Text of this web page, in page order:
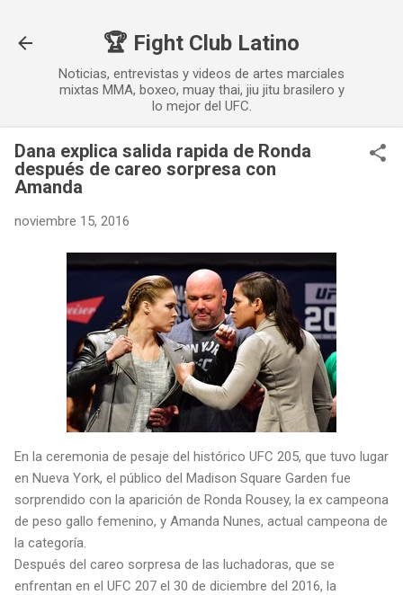
🏆 Fight Club Latino
Noticias, entrevistas y videos de artes marciales
mixtas MMA, boxeo, muay thai, jiu jitu brasilero y
lo mejor del UFC.
Dana explica salida rapida de Ronda
después de careo sorpresa con
Amanda
noviembre 15, 2016
En la ceremonia de pesaje del histórico UFC 205, que tuvo lugar
en Nueva York, el público del Madison Square Garden fue
sorprendido con la aparición de Ronda Rousey, la ex campeona
de peso gallo femenino, y Amanda Nunes, actual campeona de
la categoría.
Después del careo sorpresa de las luchadoras, que se
enfrentan en el UFC 207 el 30 de diciembre del 2016, la